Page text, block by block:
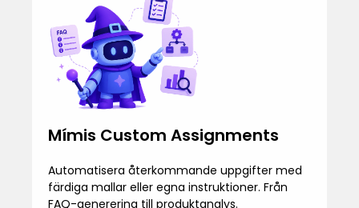
Mímis Custom Assignments
Automatisera återkommande uppgifter med
färdiga mallar eller egna instruktioner. Från
FAQ-generering till produktanalys.